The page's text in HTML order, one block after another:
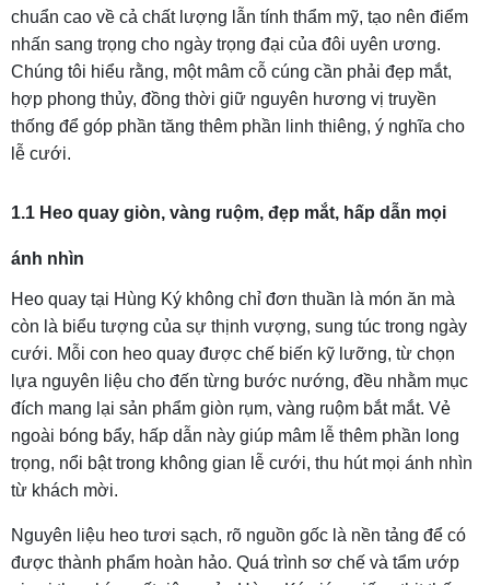
chuẩn cao về cả chất lượng lẫn tính thẩm mỹ, tạo nên điểm
nhấn sang trọng cho ngày trọng đại của đôi uyên ương.
Chúng tôi hiểu rằng, một mâm cỗ cúng cần phải đẹp mắt,
hợp phong thủy, đồng thời giữ nguyên hương vị truyền
thống để góp phần tăng thêm phần linh thiêng, ý nghĩa cho
lễ cưới.
1.1 Heo quay giòn, vàng ruộm, đẹp mắt, hấp dẫn mọi
ánh nhìn
Heo quay tại Hùng Ký không chỉ đơn thuần là món ăn mà
còn là biểu tượng của sự thịnh vượng, sung túc trong ngày
cưới. Mỗi con heo quay được chế biến kỹ lưỡng, từ chọn
lựa nguyên liệu cho đến từng bước nướng, đều nhằm mục
đích mang lại sản phẩm giòn rụm, vàng ruộm bắt mắt. Vẻ
ngoài bóng bẩy, hấp dẫn này giúp mâm lễ thêm phần long
trọng, nổi bật trong không gian lễ cưới, thu hút mọi ánh nhìn
từ khách mời.
Nguyên liệu heo tươi sạch, rõ nguồn gốc là nền tảng để có
được thành phẩm hoàn hảo. Quá trình sơ chế và tẩm ướp